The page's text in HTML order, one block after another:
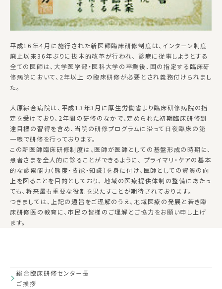
平成16年４月に施行された新医師臨床研修制度は、インターン制度
廃止以来36年ぶりに抜本的改革が行われ、 診療に従事しようとする
全ての医師は、大学医学部・医科大学の卒業後、国の指定する臨床研
修病院において、2年以上 の臨床研修が必要とされ義務付けられまし
た。
大原綜合病院は、平成13年3月に厚生労働省より臨床研修病院の指
定を受けており、2年間の研修のなかで、定められた初期臨床研修到
達目標の習得を含め、当院の研修プログラムに沿って日夜臨床の第
一線で研修を行っております。
この新医師臨床研修制度は、医師が医師としての基盤形成の時期に、
患者さまを全人的に診ることができるように、 プライマリ・ケアの基本
的な診察能力（態度・技能・知識）を身に付け、医師としての資質の向
上を図ることを目的としており、 地域の医療提供体制の整備にあたっ
ても、将来最も重要な役割を果たすことが期待されております。
つきましては、上記の趣旨をご理解のうえ、地域医療の発展と若き臨
床研修医の教育に、市民の皆様のご理解とご協力をお願い申し上げ
ます。
総合臨床研修センター長
ご挨拶